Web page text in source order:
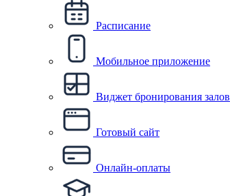
Расписание
Мобильное приложение
Виджет бронирования залов
Готовый сайт
Онлайн-оплаты